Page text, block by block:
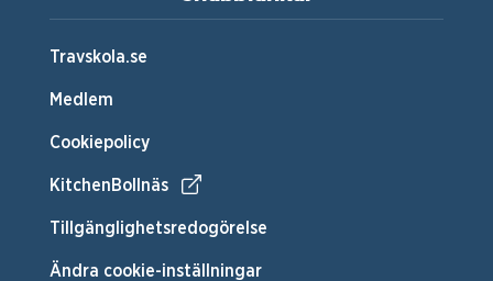
Travskola.se
Medlem
Cookiepolicy
KitchenBollnäs
Tillgänglighetsredogörelse
Ändra cookie-inställningar